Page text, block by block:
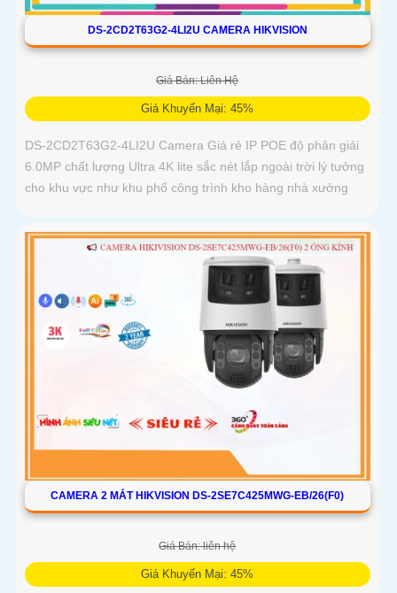
DS-2CD2T63G2-4LI2U CAMERA HIKVISION
Giá Bán: Liên Hệ
Giá Khuyến Mại: 45%
DS-2CD2T63G2-4LI2U Camera Giá rẻ IP POE độ phân giải
6.0MP chất lượng Ultra 4K lite sắc nét lắp ngoài trời lý tưởng
cho khu vực như khu phố công trình kho hàng nhà xưởng
CAMERA 2 MẮT HIKVISION DS-2SE7C425MWG-EB/26(F0)
Giá Bán: liên hệ
Giá Khuyến Mại: 45%